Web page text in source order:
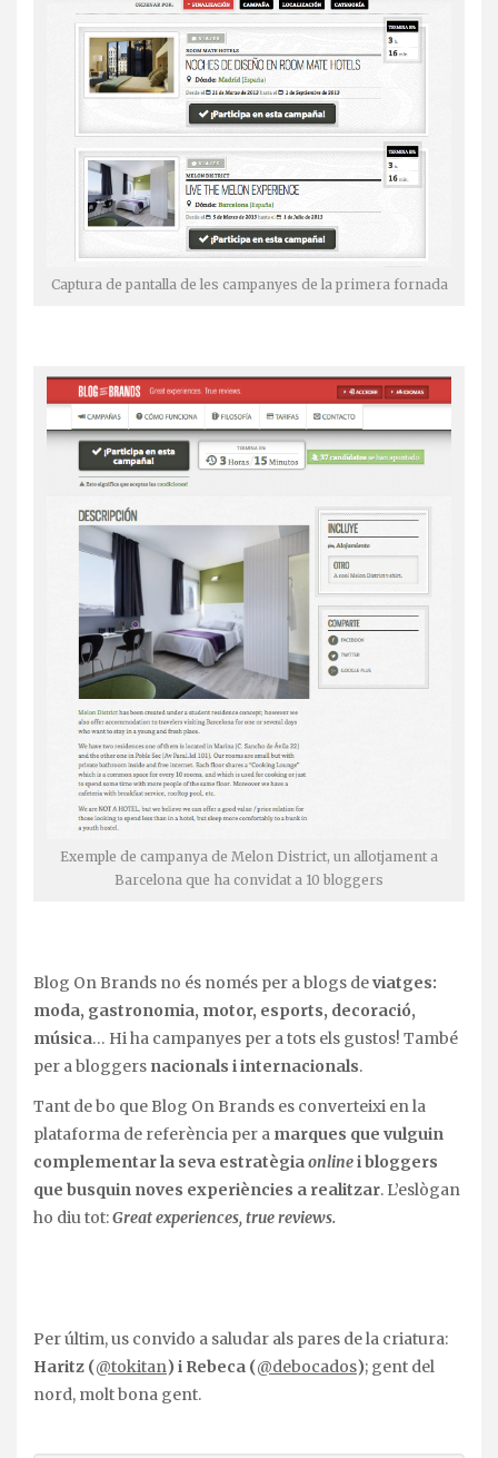
Captura de pantalla de les campanyes de la primera fornada
Exemple de campanya de Melon District, un allotjament a
Barcelona que ha convidat a 10 bloggers
Blog On Brands no és només per a blogs deviatges:
moda, gastronomia, motor, esports, decoració,
música… Hi ha campanyes per a tots els gustos! També
per a bloggers nacionals i internacionals.
Tant de bo que Blog On Brands es converteixi en la
plataforma de referència per a marques que vulguin
complementar la seva estratègiaonlinei bloggers
que busquin noves experiències a realitzar. L’eslògan
ho diu tot:Great experiences, true reviews.
Per últim, us convido a saludar als pares de la criatura:
Haritz (@tokitan) i Rebeca (@debocados); gent del
nord, molt bona gent.